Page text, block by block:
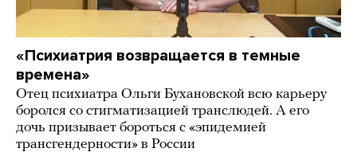
«Психиатрия возвращается в темные
времена»
Отец психиатра Ольги Бухановской всю карьеру
боролся со стигматизацией транслюдей. А его
дочь призывает бороться с «эпидемией
трансгендерности» в России